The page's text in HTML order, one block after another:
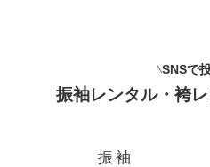
SNSで
振袖レンタル・袴
振袖